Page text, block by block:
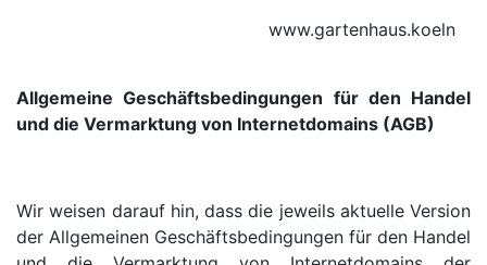
www.gartenhaus.koeln
Allgemeine Geschäftsbedingungen für den Handel
und die Vermarktung von Internetdomains (AGB)
Wir weisen darauf hin, dass die jeweils aktuelle Version
der Allgemeinen Geschäftsbedingungen für den Handel